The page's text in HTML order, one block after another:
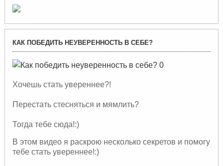
КАК ПОБЕДИТЬ НЕУВЕРЕННОСТЬ В СЕБЕ?
Хочешь стать увереннее?!
Перестать стесняться и мямлить?
Тогда тебе сюда!:)
В этом видео я раскрою несколько секретов и помогу
тебе стать увереннее!:)